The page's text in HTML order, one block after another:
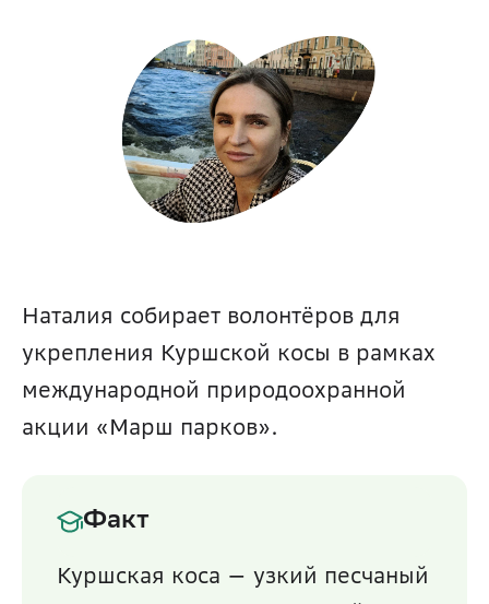
Наталия собирает волонтёров для
укрепления Куршской косы в рамках
международной природоохранной
акции «Марш парков».
Факт
Куршская коса — узкий песчаный